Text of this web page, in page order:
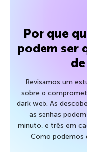
Por que
podem ser
Revisamos um
sobre o
dark web. As
as senhas
minuto, e três em
Como podemos